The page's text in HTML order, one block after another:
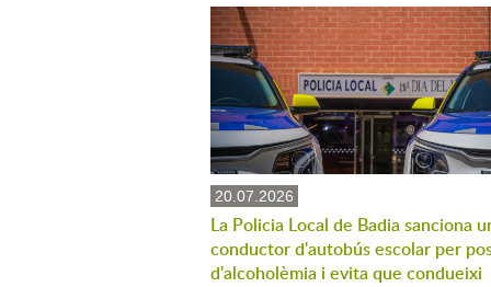
20.07.2026
La Policia Local de Badia sanciona
conductor d'autobús escolar per
d'alcoholèmia i evita que condueixi